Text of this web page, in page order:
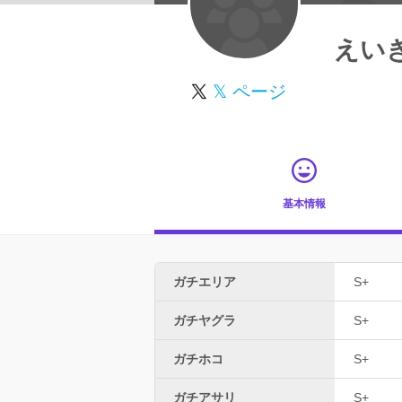
えい
𝕏 ページ
基本情報
ガチエリア S+
ガチヤグラ S+
ガチホコ S+
ガチアサリ S+